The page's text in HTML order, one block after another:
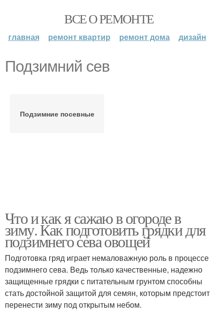
ВСЕ О РЕМОНТЕ
главная ремонт квартир ремонт дома дизайн
Подзимний сев
Подзимние посевные
Что и как я сажаю в огороде в
зиму. Как подготовить грядки для
подзимнего сева овощей
Подготовка гряд играет немаловажную роль в процессе
подзимнего сева. Ведь только качественные, надежно
защищенные грядки с питательным грунтом способны
стать достойной защитой для семян, которым предстоит
перенести зиму под открытым небом.